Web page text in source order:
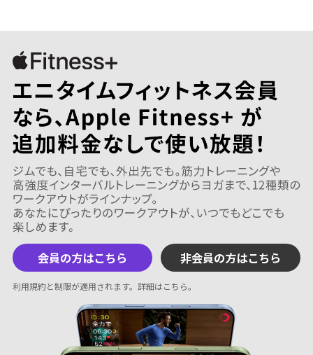
会員の方はこちら 非会員の方はこちら
利用規約と制限が適用されます。 詳細はこちら。